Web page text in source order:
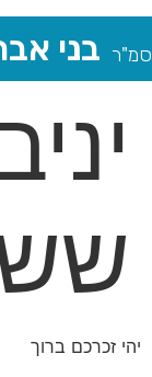
סמ"ר בני
יהי זכרכם ברוך